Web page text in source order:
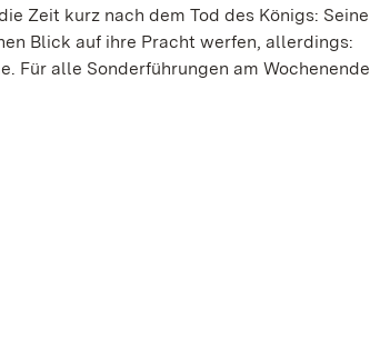
Zeit kurz nach dem Tod des Königs: Seine
Blick auf ihre Pracht werfen, allerdings:
Für alle Sonderführungen am Wochenende